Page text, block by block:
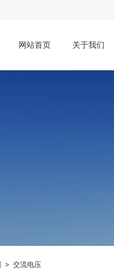
网站首页 关于我们
> 交流电压